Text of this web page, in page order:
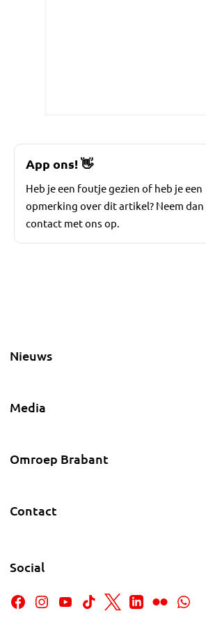
App ons!👋
Heb je een foutje gezien of heb je een
opmerking over dit artikel? Neem dan
contact met ons op.
Nieuws
Media
Omroep Brabant
Contact
Social